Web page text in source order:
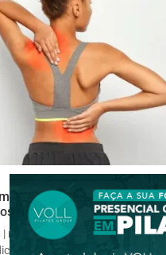
um aluno com escoliose
de Pilates
| maio 22, 2025 Fisioterapia